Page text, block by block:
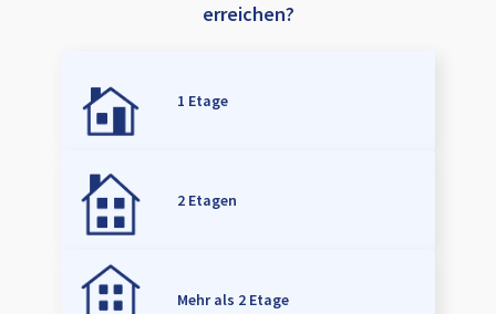
erreichen?
1 Etage
2 Etagen
Mehr als 2 Etage